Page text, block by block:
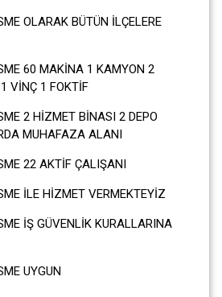
OLARAK BÜTÜN İLÇELERE
60 MAKİNA 1 KAMYON 2
VİNÇ 1 FOKTİF
2 HİZMET BİNASI 2 DEPO
MUHAFAZA ALANI
22 AKTİF ÇALIŞANI
İLE HİZMET VERMEKTEYİZ
İŞ GÜVENLİK KURALLARINA
UYGUN